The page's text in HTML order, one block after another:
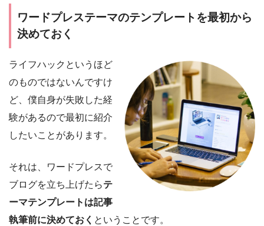
ワードプレステーマのテンプレートを最初から
決めておく
ライフハックというほど
のものではないんですけ
ど、僕自身が失敗した経
験があるので最初に紹介
したいことがあります。
それは、ワードプレスで
ブログを立ち上げたらテ
ーマテンプレートは記事
執筆前に決めておく ということです。